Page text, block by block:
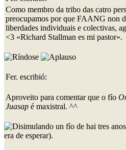
Como membro da tribo das catro
preocupamos por que FAANG non
liberdades individuais e colectivas,
<3 «Richard Stallman es mi pastor».
Fer. escribió:
Aproveito para comentar que o fío
Juasap é maxistral. ^^
un fío de hai tres
era de esperar).